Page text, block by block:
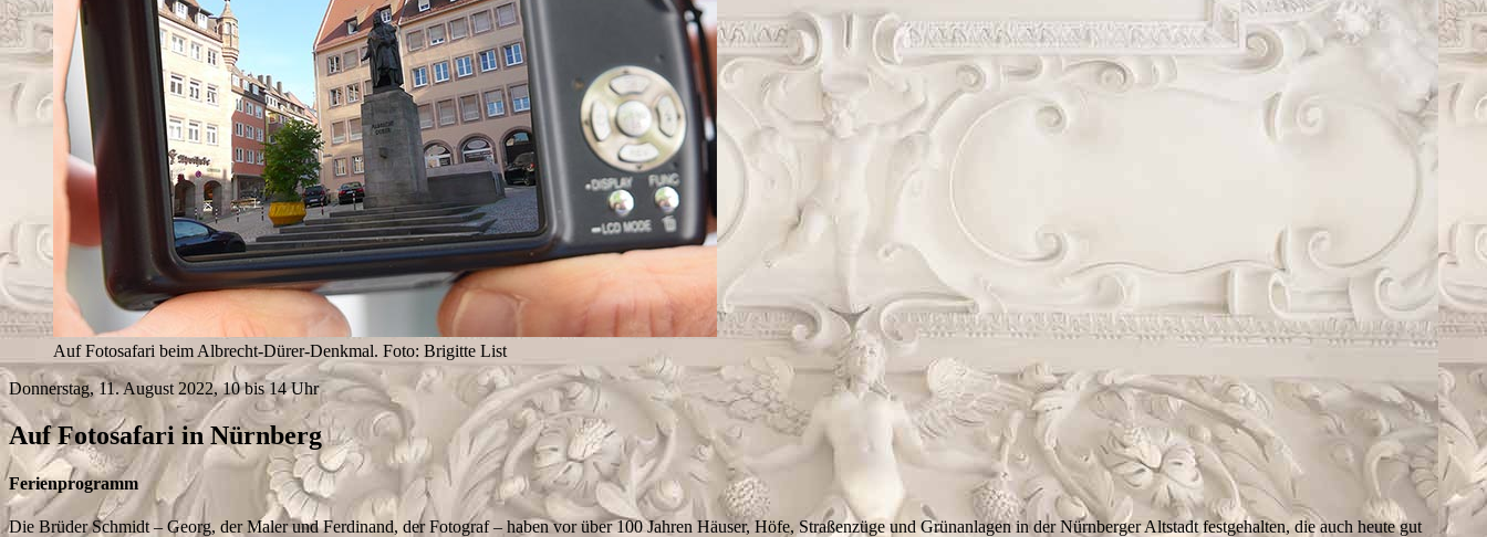
Auf Fotosafari beim Albrecht-Dürer-Denkmal. Foto: Brigitte List
Donnerstag, 11. August 2022, 10 bis 14 Uhr
Auf Fotosafari in Nürnberg
Ferienprogramm
Die Brüder Schmidt – Georg, der Maler und Ferdinand, der Fotograf – haben vor über 100 Jahren Häuser, Höfe, Straßenzüge und Grünanlagen in der Nürnberger Altstadt festgehalten, die auch heute gut